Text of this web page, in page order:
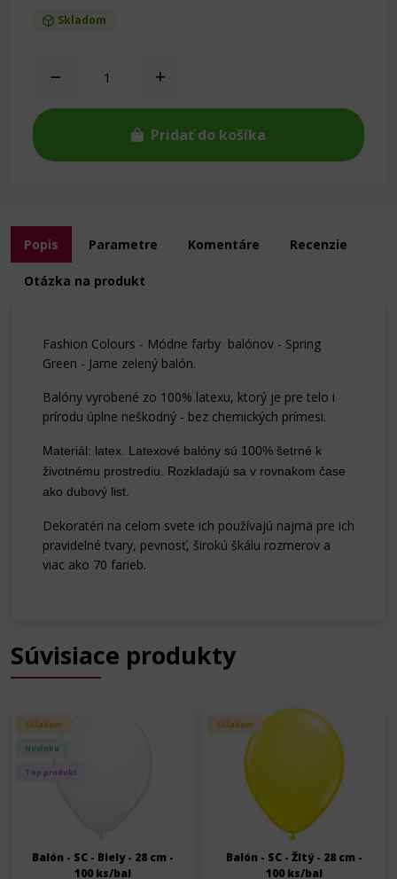
Skladom
Pridať do košíka
Popis Parametre Komentáre Recenzie
Otázka na produkt
Fashion Colours - Módne farby balónov - Spring
Green - Jarne zelený balón.
Balóny vyrobené zo 100% latexu, ktorý je pre telo i
prírodu úplne neškodný - bez chemických prímesi.
Materiál: latex. Latexové balóny sú 100% šetrné k
životnému prostrediu. Rozkladajú sa v rovnakom čase
ako dubový list.
Dekoratéri na celom svete ich používajú najmä pre ich
pravidelné tvary, pevnosť, širokú škálu rozmerov a
viac ako 70 farieb.
Súvisiace produkty
Skladom
Novinka
Top produkt
Balón - SC - Biely - 28 cm -
100 ks/bal
Skladom
Balón - SC - Žltý - 28 cm -
100 ks/bal